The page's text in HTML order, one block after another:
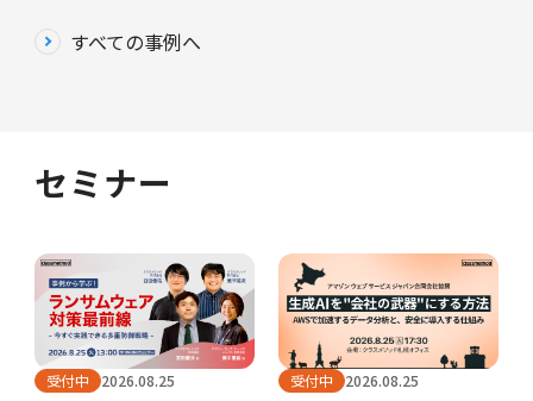
すべての事例へ
セミナー
受付中 2026.08.25 受付中 2026.08.25